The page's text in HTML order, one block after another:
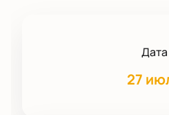
Дата
27